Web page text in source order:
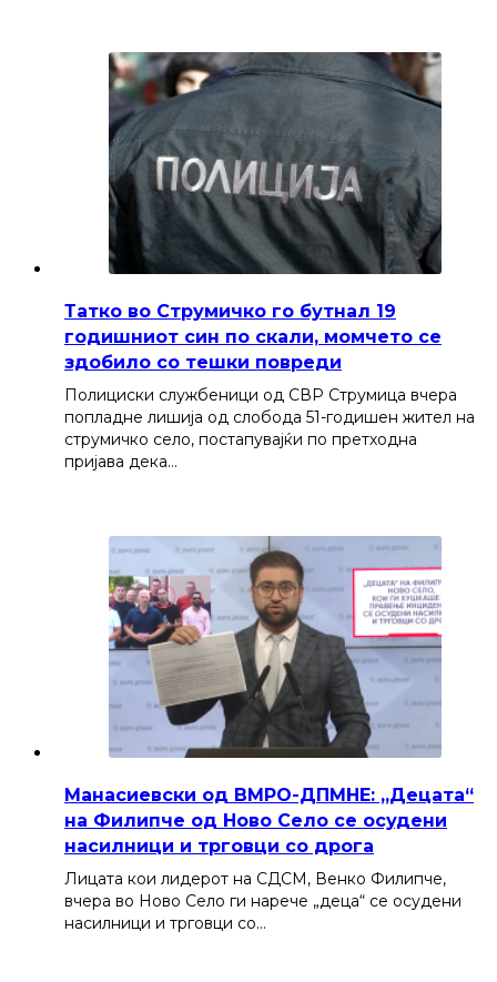
Татко во Струмичко го бутнал 19
годишниот син по скали, момчето се
здобило со тешки повреди
Полициски службеници од СВР Струмица вчера
попладне лишија од слобода 51-годишен жител на
струмичко село, постапувајќи по претходна
пријава дека…
Манасиевски од ВМРО-ДПМНЕ: „Децата“
на Филипче од Ново Село се осудени
насилници и трговци со дрога
Лицата кои лидерот на СДСМ, Венко Филипче,
вчера во Ново Село ги нарече „деца“ се осудени
насилници и трговци со…